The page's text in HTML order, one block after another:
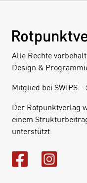
Alle Rechte
Design &
Mitglied bei SWIPS
Der Rotpunktverlag
einem
unterstützt.